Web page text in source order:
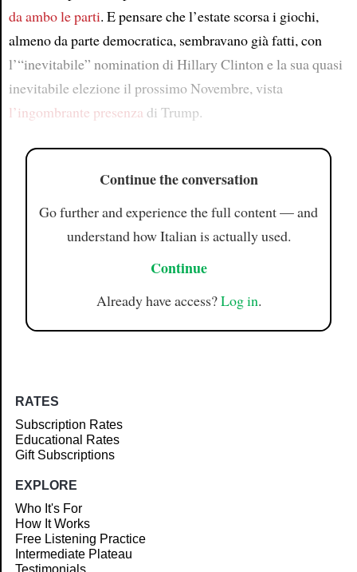
da ambo le parti. E pensare che l’estate scorsa i giochi,
almeno da parte democratica, sembravano già fatti, con
l’“inevitabile” nomination di Hillary Clinton e la sua quasi
inevitabile elezione il prossimo Novembre, vista
l’ingombrante presenza di Trump.
Continue the conversation
Go further and experience the full content — and
understand how Italian is actually used.
Continue
Already have access?Log in.
RATES
Subscription Rates
Educational Rates
Gift Subscriptions
EXPLORE
Who It's For
How It Works
Free Listening Practice
Intermediate Plateau
Testimonials